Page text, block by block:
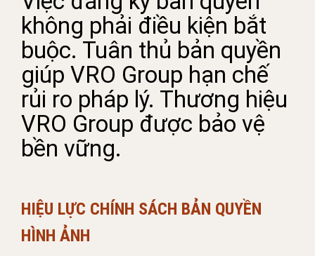
không phải điều kiện bắt
buộc. Tuân thủ bản quyền
giúp VRO Group hạn chế
rủi ro pháp lý. Thương hiệu
VRO Group được bảo vệ
bền vững.
HIỆU LỰC CHÍNH SÁCH BẢN QUYỀN
HÌNH ẢNH